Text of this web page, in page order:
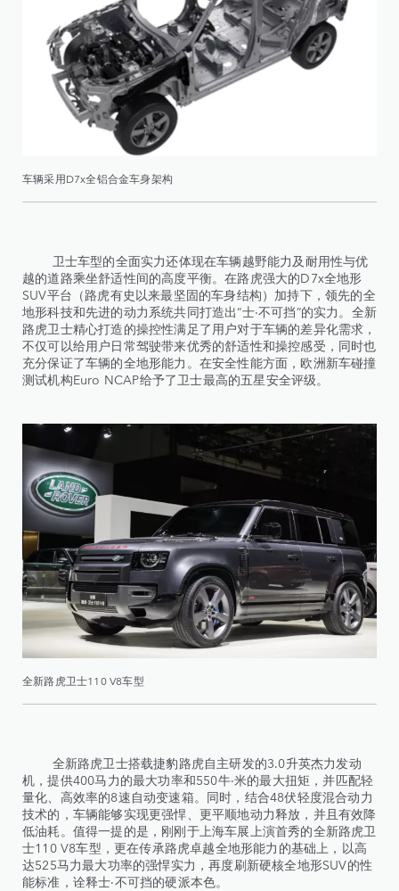
车辆采用D7x全铝合金车身架构
卫士车型的全面实力还体现在车辆越野能力及耐用性与优
越的道路乘坐舒适性间的高度平衡。在路虎强大的D7x全地形
SUV平台（路虎有史以来最坚固的车身结构）加持下，领先的全
地形科技和先进的动力系统共同打造出“士·不可挡”的实力。全新
路虎卫士精心打造的操控性满足了用户对于车辆的差异化需求，
不仅可以给用户日常驾驶带来优秀的舒适性和操控感受，同时也
充分保证了车辆的全地形能力。在安全性能方面，欧洲新车碰撞
测试机构Euro NCAP给予了卫士最高的五星安全评级。
全新路虎卫士110 V8车型
全新路虎卫士搭载捷豹路虎自主研发的3.0升英杰力发动
机，提供400马力的最大功率和550牛·米的最大扭矩，并匹配轻
量化、高效率的8速自动变速箱。同时，结合48伏轻度混合动力
技术的，车辆能够实现更强悍、更平顺地动力释放，并且有效降
低油耗。值得一提的是，刚刚于上海车展上演首秀的全新路虎卫
士110 V8车型，更在传承路虎卓越全地形能力的基础上，以高
达525马力最大功率的强悍实力，再度刷新硬核全地形SUV的性
能标准，诠释士·不可挡的硬派本色。